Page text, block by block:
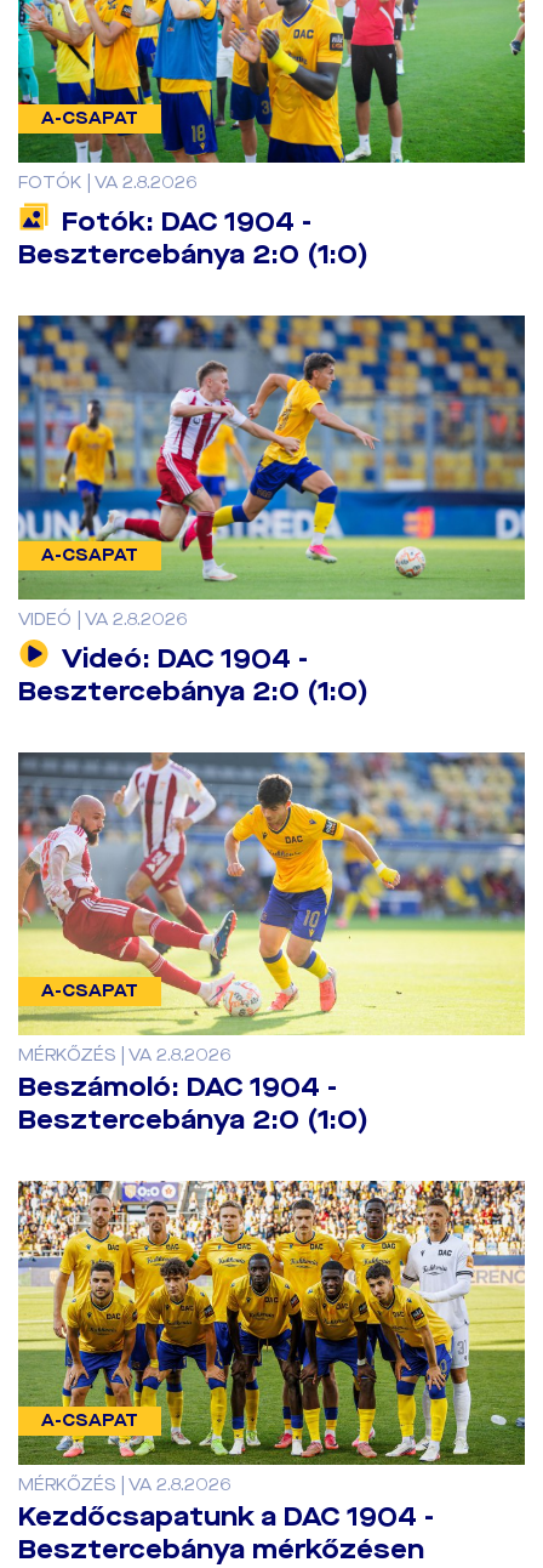
A-CSAPAT
FOTÓK | VA 2.8.2026
Fotók: DAC 1904 -
Besztercebánya 2:0 (1:0)
A-CSAPAT
VIDEÓ | VA 2.8.2026
Videó: DAC 1904 -
Besztercebánya 2:0 (1:0)
A-CSAPAT
MÉRKŐZÉS | VA 2.8.2026
Beszámoló: DAC 1904 -
Besztercebánya 2:0 (1:0)
A-CSAPAT
MÉRKŐZÉS | VA 2.8.2026
Kezdőcsapatunk a DAC 1904 -
Besztercebánya mérkőzésen